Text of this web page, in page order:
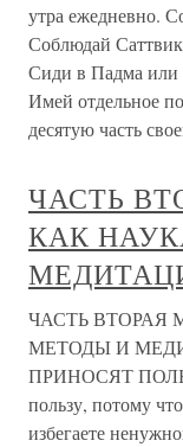
утра ежедневно.
Соблюдай
Сиди в Падма
Имей отдельное
десятую часть
ЧАСТЬ
КАК
ЧАСТЬ ВТОРАЯ
МЕТОДЫ И
ПРИНОСЯТ
пользу, потому
избегаете